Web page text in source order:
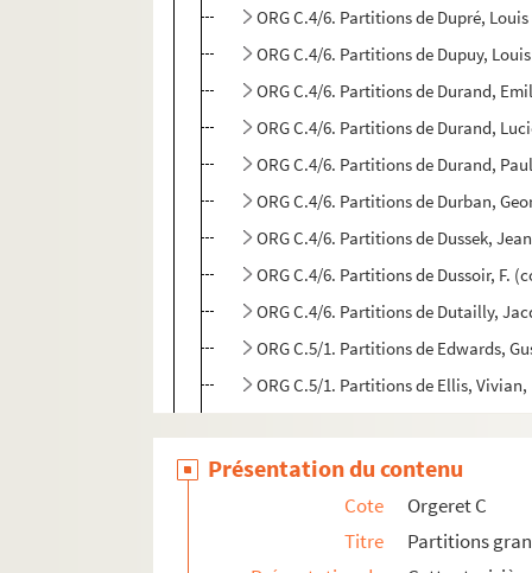
ORG C.4/6. Partitions de Dupré,
ORG C.4/6. Partitions de Dupuy,
ORG C.4/6. Partitions de Durand,
ORG C.4/6. Partitions de Durand,
ORG C.4/6. Partitions de Durand,
ORG C.4/6. Partitions de Durban,
ORG C.4/6. Partitions de Dussek,
ORG C.4/6. Partitions de Dussoir, F.
ORG C.4/6. Partitions de Dutailly,
ORG C.5/1. Partitions de Edwards,
ORG C.5/1. Partitions de Ellis,
ORG C.5/1. Partitions de
ORG C.5/1. Partitions de Erwin,
ORG C.5/1. Partitions de Estéban-
Présentation du contenu
Cote
Orgeret C
Titre
Partitions